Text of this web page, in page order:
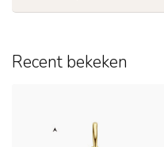
Recent bekeken